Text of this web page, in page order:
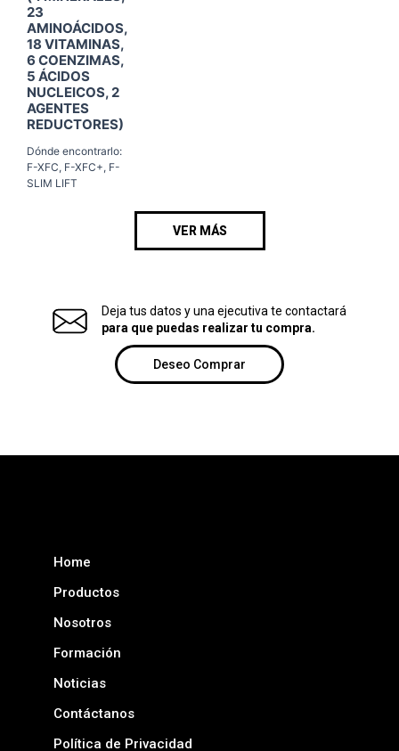
23
AMINOÁCIDOS,
18 VITAMINAS,
6 COENZIMAS,
5 ÁCIDOS
NUCLEICOS, 2
AGENTES
REDUCTORES)
Dónde encontrarlo:
F-XFC, F-XFC+, F-
SLIM LIFT
VER MÁS
Deja tus datos y una ejecutiva te contactará
para que puedas realizar tu compra.
Deseo Comprar
Home
Productos
Nosotros
Formación
Noticias
Contáctanos
Política de Privacidad